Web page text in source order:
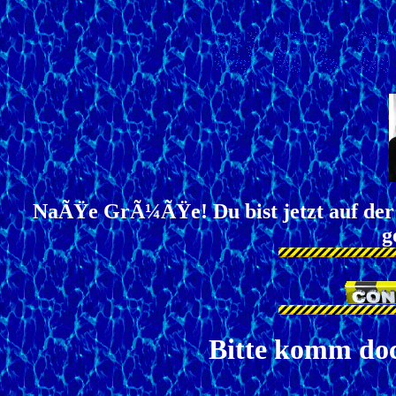
NaÃŸe GrÃ¼ÃŸe! Du bist jetzt auf der
Bitte komm